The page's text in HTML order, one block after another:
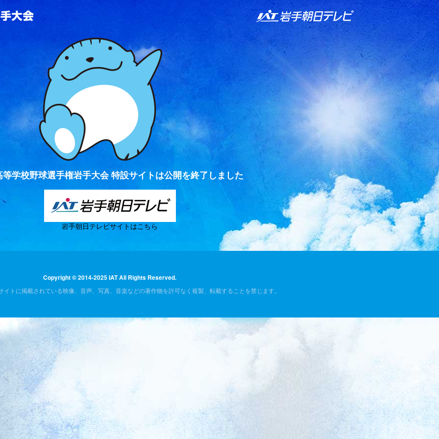
IAT 岩手朝日テレビ
等学校野球選手権岩手大会 特設サイトは公開を終了しました
岩手朝日テレビサイトはこちら
Copyright © 2014-2025 IAT All Rights Reserved.
イトに掲載されている映像、音声、写真、音楽などの著作物を許可なく複製、転載することを禁じます。